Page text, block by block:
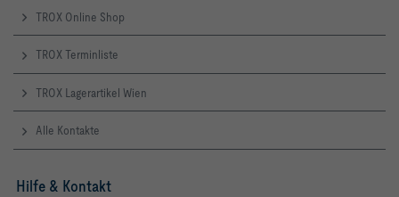
TROX Online Shop
TROX Terminliste
TROX Lagerartikel Wien
Alle Kontakte
Hilfe & Kontakt